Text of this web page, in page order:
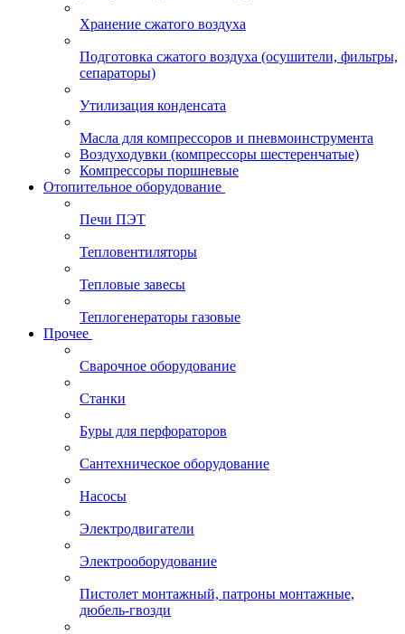
Хранение сжатого воздуха
Подготовка сжатого воздуха (осушители, фильтры,
сепараторы)
Утилизация конденсата
Масла для компрессоров и пневмоинструмента
Воздуходувки (компрессоры шестеренчатые)
Компрессоры поршневые
Отопительное оборудование
Печи ПЭТ
Тепловентиляторы
Тепловые завесы
Теплогенераторы газовые
Прочее
Сварочное оборудование
Станки
Буры для перфораторов
Сантехническое оборудование
Насосы
Электродвигатели
Электрооборудование
Пистолет монтажный, патроны монтажные,
дюбель-гвозди